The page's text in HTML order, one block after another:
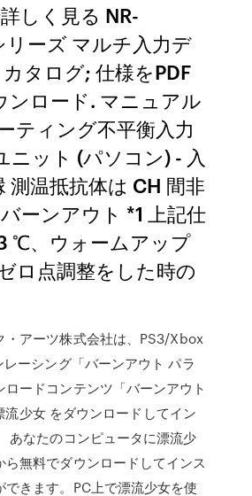
しく見る NR-
ーズ マルチ入力デ
タログ; 仕様をPDF
ンロード. マニュアル
ティング不平衡入力
ニット (パソコン) - 入
測温抵抗体は CH 間非
ーンアウト *1 上記仕
℃、ウォームアップ
ロ点調整をした時の
・アーツ株式会社は、PS3/Xbox
ーシング「バーンアウト パラ
ロードコンテンツ「バーンアウト
少女 をダウンロードしてイン
あなたのコンピュータに漂流少
無料でダウンロードしてインス
できます。PC上で漂流少女を使